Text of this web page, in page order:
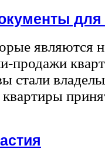
являются
продажи
стали